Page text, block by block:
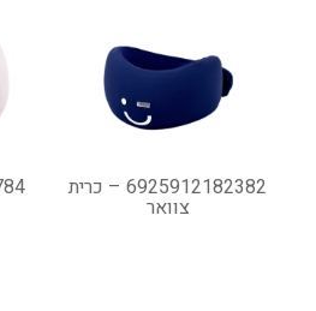
6925912182382 – כרית
צוואר